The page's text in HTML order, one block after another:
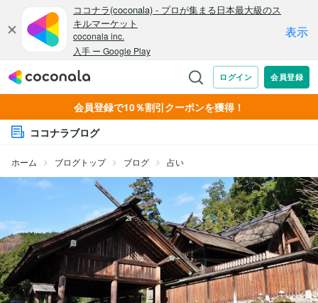
会員登録で10％割引クーポンを獲得！
ココナラブログ
ホーム ブログトップ ブログ 占い